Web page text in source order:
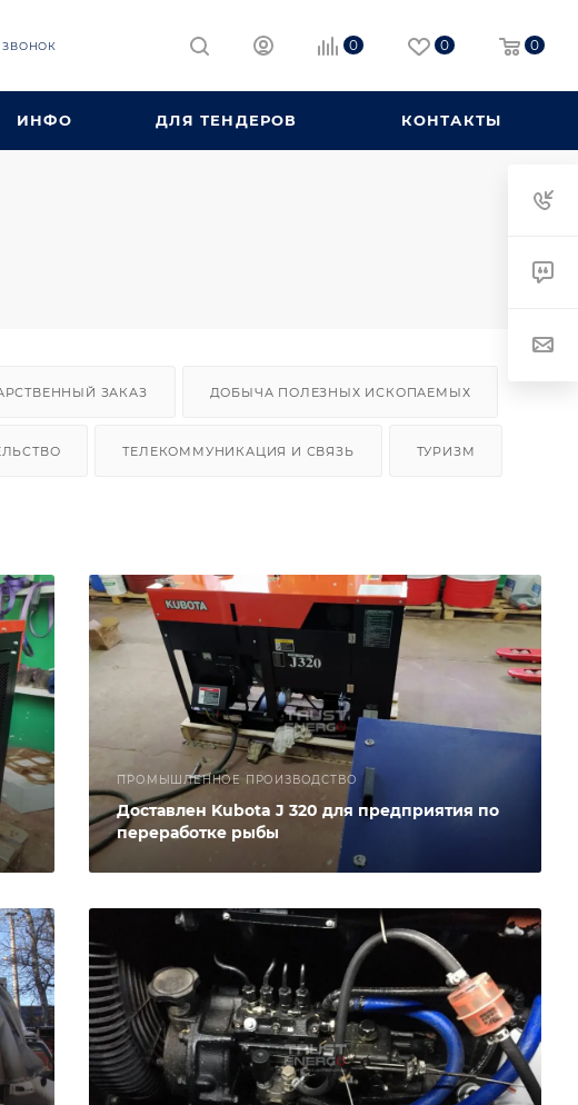
ЗВОНОК 0 0 0
ИНФО ДЛЯ ТЕНДЕРОВ КОНТАКТЫ
ЗАКАЗ ДОБЫЧА ПОЛЕЗНЫХ ИСКОПАЕМЫХ
ТЕЛЕКОММУНИКАЦИЯ И СВЯЗЬ ТУРИЗМ
ПРОМЫШЛЕННОЕ ПРОИЗВОДСТВО
Доставлен Kubota J 320 для предприятия по
переработке рыбы